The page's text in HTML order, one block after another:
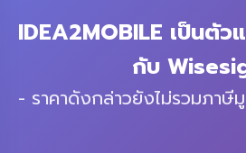
IDEA2MOBILE เป็นตัว
กับ
- ราคาดังกล่าวยังไม่รวมภาษี